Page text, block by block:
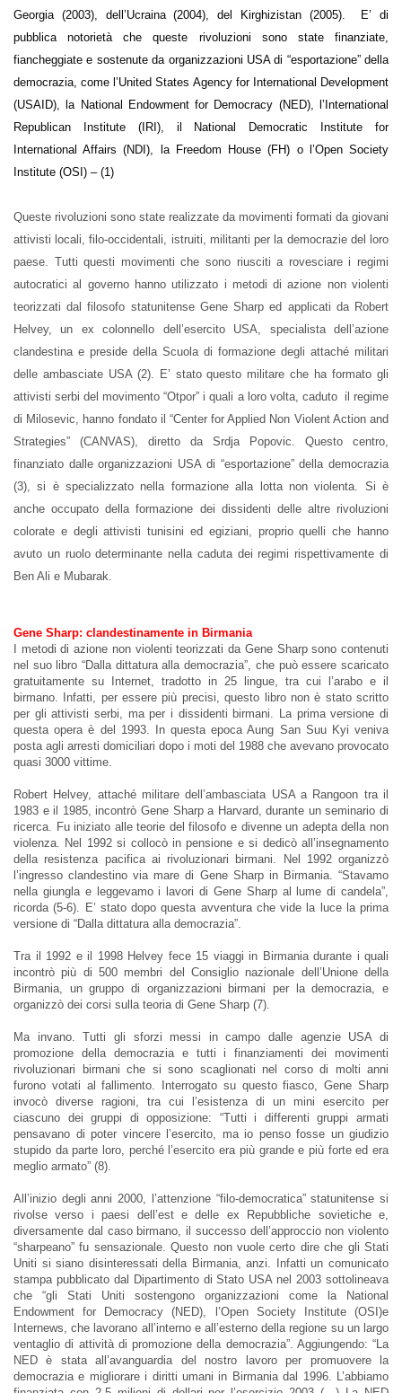
Georgia (2003), dell’Ucraina (2004), del Kirghizistan (2005). E’ di
pubblica notorietà che queste rivoluzioni sono state finanziate,
fiancheggiate e sostenute da organizzazioni USA di “esportazione” della
democrazia, come l’United States Agency for International Development
(USAID), la National Endowment for Democracy (NED), l’International
Republican Institute (IRI), il National Democratic Institute for
International Affairs (NDI), la Freedom House (FH) o l’Open Society
Institute (OSI) – (1)
Queste rivoluzioni sono state realizzate da movimenti formati da giovani
attivisti locali, filo-occidentali, istruiti, militanti per la democrazie del loro
paese. Tutti questi movimenti che sono riusciti a rovesciare i regimi
autocratici al governo hanno utilizzato i metodi di azione non violenti
teorizzati dal filosofo statunitense Gene Sharp ed applicati da Robert
Helvey, un ex colonnello dell’esercito USA, specialista dell’azione
clandestina e preside della Scuola di formazione degli attaché militari
delle ambasciate USA (2). E’ stato questo militare che ha formato gli
attivisti serbi del movimento “Otpor” i quali a loro volta, caduto il regime
di Milosevic, hanno fondato il “Center for Applied Non Violent Action and
Strategies” (CANVAS), diretto da Srdja Popovic. Questo centro,
finanziato dalle organizzazioni USA di “esportazione” della democrazia
(3), si è specializzato nella formazione alla lotta non violenta. Si è
anche occupato della formazione dei dissidenti delle altre rivoluzioni
colorate e degli attivisti tunisini ed egiziani, proprio quelli che hanno
avuto un ruolo determinante nella caduta dei regimi rispettivamente di
Ben Ali e Mubarak.
Gene Sharp: clandestinamente in Birmania
I metodi di azione non violenti teorizzati da Gene Sharp sono contenuti
nel suo libro “Dalla dittatura alla democrazia”, che può essere scaricato
gratuitamente su Internet, tradotto in 25 lingue, tra cui l’arabo e il
birmano. Infatti, per essere più precisi, questo libro non è stato scritto
per gli attivisti serbi, ma per i dissidenti birmani. La prima versione di
questa opera è del 1993. In questa epoca Aung San Suu Kyi veniva
posta agli arresti domiciliari dopo i moti del 1988 che avevano provocato
quasi 3000 vittime.
Robert Helvey, attaché militare dell’ambasciata USA a Rangoon tra il
1983 e il 1985, incontrò Gene Sharp a Harvard, durante un seminario di
ricerca. Fu iniziato alle teorie del filosofo e divenne un adepta della non
violenza. Nel 1992 si collocò in pensione e si dedicò all’insegnamento
della resistenza pacifica ai rivoluzionari birmani. Nel 1992 organizzò
l’ingresso clandestino via mare di Gene Sharp in Birmania. “Stavamo
nella giungla e leggevamo i lavori di Gene Sharp al lume di candela”,
ricorda (5-6). E’ stato dopo questa avventura che vide la luce la prima
versione di “Dalla dittatura alla democrazia”.
Tra il 1992 e il 1998 Helvey fece 15 viaggi in Birmania durante i quali
incontrò più di 500 membri del Consiglio nazionale dell’Unione della
Birmania, un gruppo di organizzazioni birmani per la democrazia, e
organizzò dei corsi sulla teoria di Gene Sharp (7).
Ma invano. Tutti gli sforzi messi in campo dalle agenzie USA di
promozione della democrazia e tutti i finanziamenti dei movimenti
rivoluzionari birmani che si sono scaglionati nel corso di molti anni
furono votati al fallimento. Interrogato su questo fiasco, Gene Sharp
invocò diverse ragioni, tra cui l’esistenza di un mini esercito per
ciascuno dei gruppi di opposizione: “Tutti i differenti gruppi armati
pensavano di poter vincere l’esercito, ma io penso fosse un giudizio
stupido da parte loro, perché l’esercito era più grande e più forte ed era
meglio armato” (8).
All’inizio degli anni 2000, l’attenzione “filo-democratica” statunitense si
rivolse verso i paesi dell’est e delle ex Repubbliche sovietiche e,
diversamente dal caso birmano, il successo dell’approccio non violento
“sharpeano” fu sensazionale. Questo non vuole certo dire che gli Stati
Uniti si siano disinteressati della Birmania, anzi. Infatti un comunicato
stampa pubblicato dal Dipartimento di Stato USA nel 2003 sottolineava
che “gli Stati Uniti sostengono organizzazioni come la National
Endowment for Democracy (NED), l’Open Society Institute (OSI)e
Internews, che lavorano all’interno e all’esterno della regione su un largo
ventaglio di attività di promozione della democrazia”. Aggiungendo: “La
NED è stata all’avanguardia del nostro lavoro per promuovere la
democrazia e migliorare i diritti umani in Birmania dal 1996. L’abbiamo